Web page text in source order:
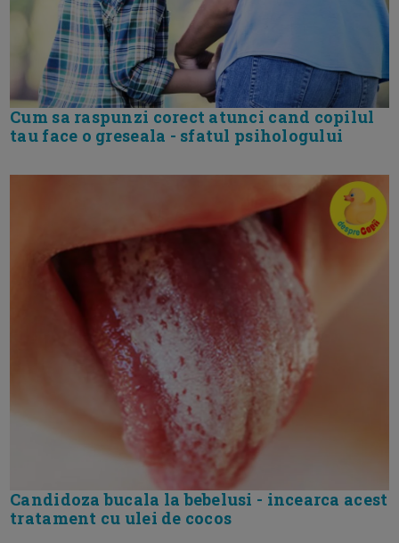
Cum sa raspunzi corect atunci cand copilul
tau face o greseala - sfatul psihologului
Candidoza bucala la bebelusi - incearca acest
tratament cu ulei de cocos